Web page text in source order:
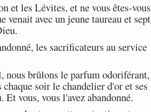
et les Lévites, et ne vous êtes-vous
venait avec un jeune taureau et sept
les sacrificateurs au service
nous brûlons le parfum odoriférant,
soir le chandelier d'or et ses
vous, vous l'avez abandonné.